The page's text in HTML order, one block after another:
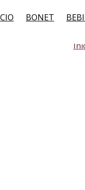
BONET